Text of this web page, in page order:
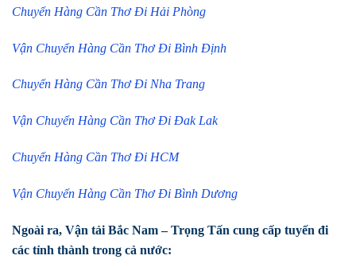
Chuyển Hàng Cần Thơ Đi Hải Phòng
Vận Chuyển Hàng Cần Thơ Đi Bình Định
Chuyển Hàng Cần Thơ Đi Nha Trang
Vận Chuyển Hàng Cần Thơ Đi Đak Lak
Chuyển Hàng Cần Thơ Đi HCM
Vận Chuyển Hàng Cần Thơ Đi Bình Dương
Ngoài ra, Vận tải Bắc Nam – Trọng Tấn cung cấp tuyến đi
các tỉnh thành trong cả nước: